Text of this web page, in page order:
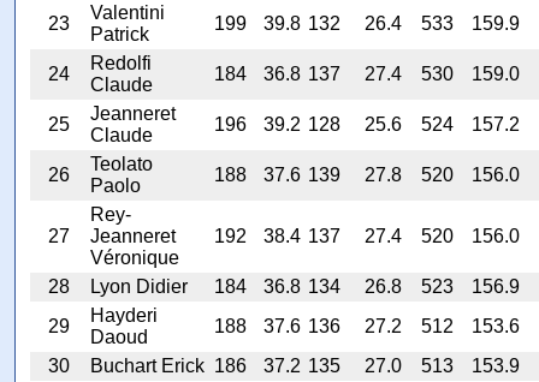
23
Valentini
Patrick
199 39.8 132 26.4 533 159.9
24
Redolfi
Claude
184 36.8 137 27.4 530 159.0
25
Jeanneret
Claude
196 39.2 128 25.6 524 157.2
26
Teolato
Paolo
188 37.6 139 27.8 520 156.0
27
Rey-
Jeanneret
Véronique
192 38.4 137 27.4 520 156.0
28 Lyon Didier 184 36.8 134 26.8 523 156.9
29
Hayderi
Daoud
188 37.6 136 27.2 512 153.6
30
Buchart Erick 186 37.2 135 27.0 513 153.9